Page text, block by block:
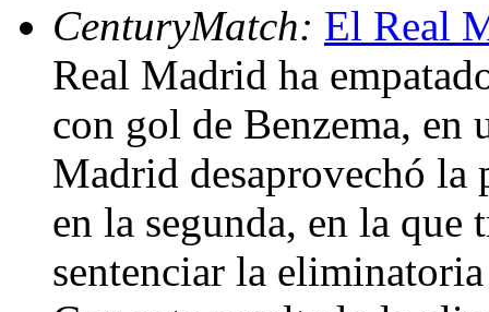
CenturyMatch: El Real
Real Madrid ha
con gol de Benzema, en
Madrid desaprovechó la
en la segunda, en la
sentenciar la